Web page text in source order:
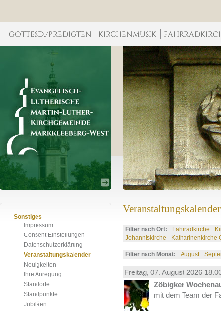
Sonstiges
Impressum
Consent Einstellungen
Datenschutzerklärung
Veranstaltungskalender
Neuigkeiten
Ihre Anregung
Standorte
Standpunkte
Jubiläen
Veranstaltungskalender
Filter nach Ort: Fahrradkirche
Johanniskirche
Katharinenkirche
Filter nach Monat: August
Freitag, 07. August 2026
Zöbigker
mit dem Team der